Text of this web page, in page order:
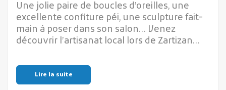
Une jolie paire de boucles d’oreilles, une
excellente confiture péi, une sculpture fait-
main à poser dans son salon… Venez
découvrir l’artisanat local lors de Zartizan…
Lire la suite